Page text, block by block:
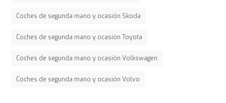
Coches de segunda mano y ocasión Skoda
Coches de segunda mano y ocasión Toyota
Coches de segunda mano y ocasión Volkswagen
Coches de segunda mano y ocasión Volvo